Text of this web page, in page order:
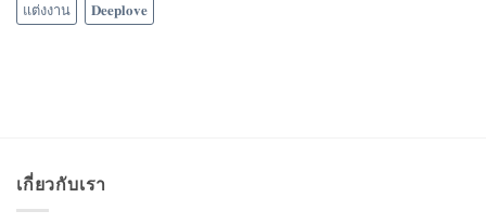
แต่งงาน 𝐃𝐞𝐞𝐩𝐥𝐨𝐯𝐞
เกี่ยวกับเรา